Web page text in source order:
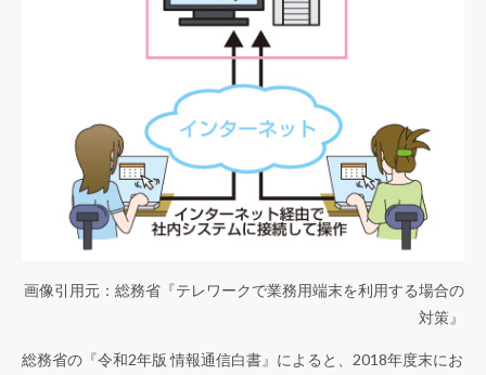
画像引用元：総務省『テレワークで業務用端末を利用する場合の
対策』
総務省の『令和2年版 情報通信白書』によると、2018年度末にお